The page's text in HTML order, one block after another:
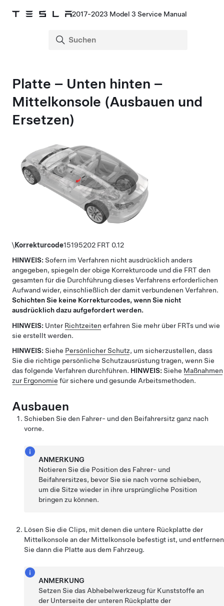
2017-2023 Model 3 Service Manual
Platte – Unten hinten –
Mittelkonsole (Ausbauen und
Ersetzen)
\ Korrekturcode15195202
0.12
HINWEIS: Sofern im Verfahren nicht ausdrücklich anders
angegeben, spiegeln der obige Korrekturcode und die FRT den
gesamten für die Durchführung dieses Verfahrens erforderlichen
Aufwand wider, einschließlich der damit verbundenen Verfahren.
Schichten Sie keine Korrekturcodes, wenn Sie nicht
ausdrücklich dazu aufgefordert werden.
HINWEIS: Unter Richtzeiten erfahren Sie mehr über FRTs und wie
sie erstellt werden.
HINWEIS: Siehe Persönlicher Schutz, um sicherzustellen, dass
Sie die richtige persönliche Schutzausrüstung tragen, wenn Sie
das folgende Verfahren durchführen. HINWEIS: Siehe Maßnahmen
zur Ergonomie für sichere und gesunde Arbeitsmethoden.
Ausbauen
Schieben Sie den Fahrer- und den Beifahrersitz ganz nach
vorne.
ANMERKUNG
Notieren Sie die Position des Fahrer- und
Beifahrersitzes, bevor Sie sie nach vorne schieben,
um die Sitze wieder in ihre ursprüngliche Position
bringen zu können.
Lösen Sie die Clips, mit denen die untere Rückplatte der
Mittelkonsole an der Mittelkonsole befestigt ist, und entfernen
Sie dann die Platte aus dem Fahrzeug.
ANMERKUNG
Setzen Sie das Abhebelwerkzeug für Kunststoffe an
der Unterseite der unteren Rückplatte der